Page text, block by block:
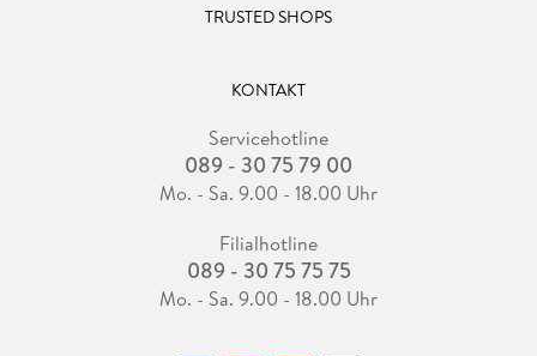
TRUSTED SHOPS
KONTAKT
Servicehotline
089 - 30 75 79 00
Mo. - Sa. 9.00 - 18.00 Uhr
Filialhotline
089 - 30 75 75 75
Mo. - Sa. 9.00 - 18.00 Uhr